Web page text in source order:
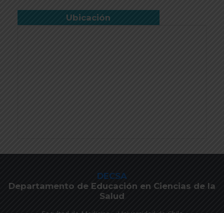
Ubicación
DECSA
Departamento de Educación en Ciencias de la
Salud